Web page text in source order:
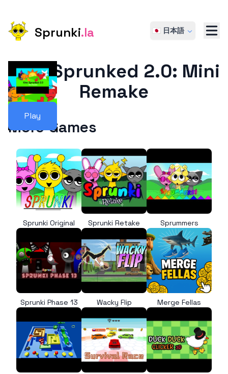
Sprunki.la 🇯🇵 日本語
Play
Kino Sprunked 2.0: Mini
Remake
More Games
Sprunki Original Sprunki Retake Sprummers
Sprunki Phase 13 Wacky Flip Merge Fellas